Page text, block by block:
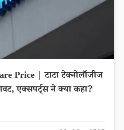
Price | टाटा टेक्नोलॉजीज
एक्सपर्ट्स ने क्या कहा?